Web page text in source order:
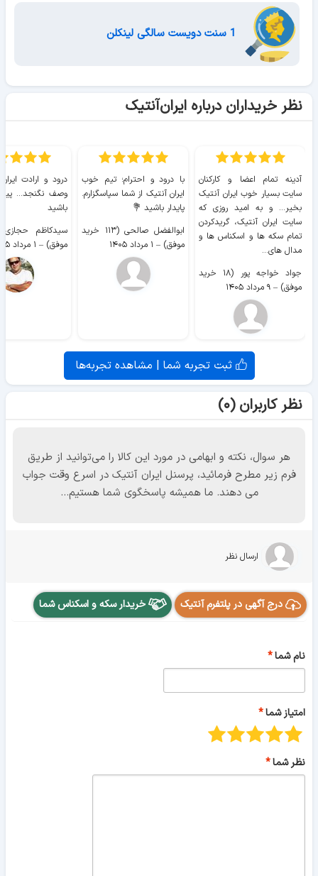
نظر خریداران درباره ایران‌آنتیک
آدینه تمام اعضا و کارکنان
سایت بسیار خوب ايران آنتیک
بخیر... و به امید روزی که
سایت ايران آنتیک، گریدکردن
تمام سکه ها و اسکناس ها و
مدال های...
جواد خواجه پور (۱۸ خرید
موفق) – ۹ مرداد ۱۴۰۵
با درود و احترام؛ تیم خوب
ایران آنتیک از شما سپاسگزارم.
پایدار باشید 💐
ابوالفضل صالحی (۱۱۳ خرید
موفق) – ۱ مرداد ۱۴۰۵
درود و ارادت
وصف نگنجد...
باشید
موفق) – ۱ مرداد ۱۴۰۵
ثبت تجربه شما | مشاهده تجربه‌ها
نظر کاربران (۰)
هر سوال، نکته و ابهامی در مورد این کالا را می‌توانید از طریق
فرم زیر مطرح فرمائید، پرسنل ایران آنتیک در اسرع وقت جواب
می دهند. ما همیشه پاسخگوی شما هستیم...
ارسال نظر
درج آگهی در پلتفرم آنتیک خریدار سکه و اسکناس شما
نام شما
امتیاز شما
نظر شما